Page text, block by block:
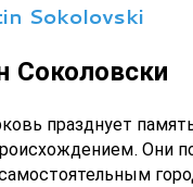
Sokolovski
Соколовски
празднует
Они